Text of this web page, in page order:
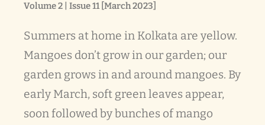
Volume 2 | Issue 11 [March 2023]
Summers at home in Kolkata are yellow.
Mangoes don’t grow in our garden; our
garden grows in and around mangoes. By
early March, soft green leaves appear,
soon followed by bunches of mango